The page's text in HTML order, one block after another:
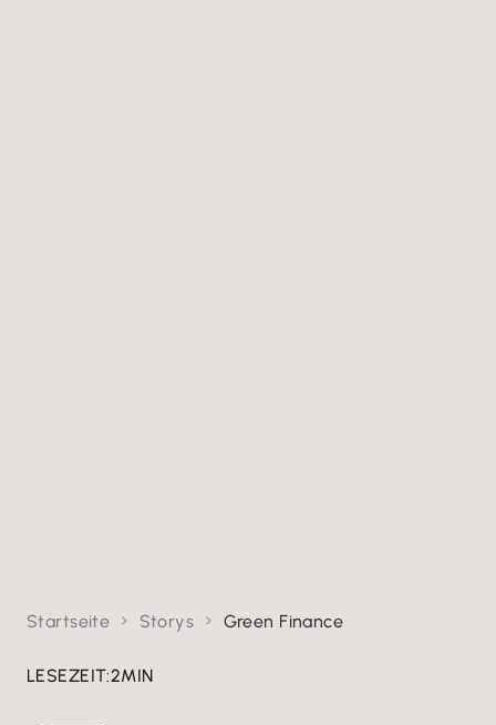
Startseite  Storys  Green Finance
LESEZEIT:2MIN